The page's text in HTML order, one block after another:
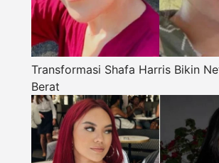
Transformasi Shafa Harris Bikin
Berat